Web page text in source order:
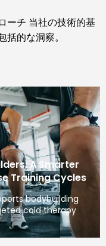
ーチ 当社の技術的基
的な洞察。
A Smarter
Training Cycles
bodybuilding
cold therapy